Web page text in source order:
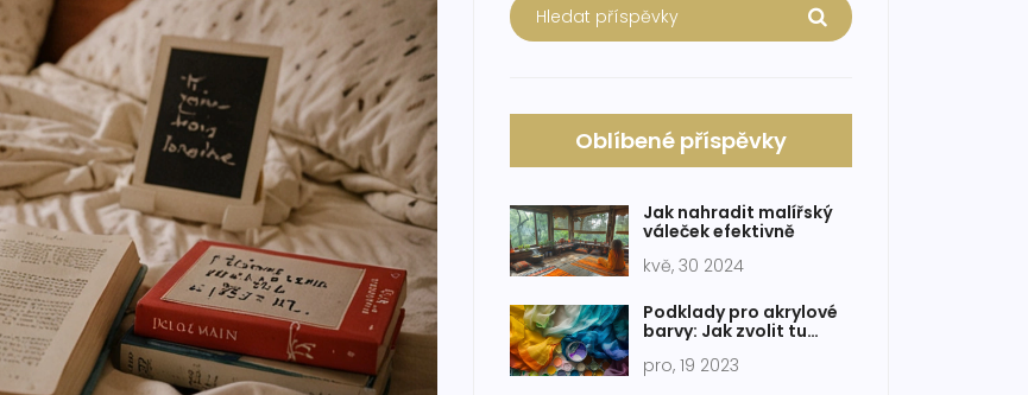
Oblíbené příspěvky
Jak nahradit malířský
váleček efektivně
kvě, 30 2024
Podklady pro akrylové
barvy: Jak zvolit tu
úpravu
pro, 19 2023